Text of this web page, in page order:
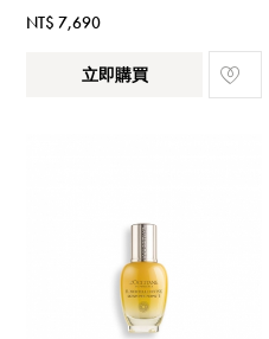
NT$ 7,690
立即購買